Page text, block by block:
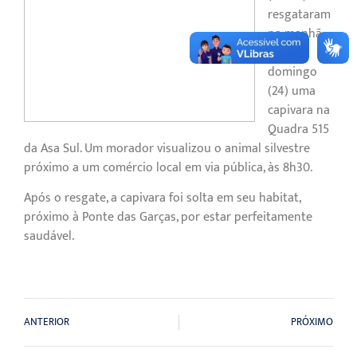
resgataram
na manhã
deste
domingo
(24) uma
capivara na
Quadra 515
da Asa Sul. Um morador visualizou o animal silvestre
próximo a um comércio local em via pública, às 8h30.
Após o resgate, a capivara foi solta em seu habitat,
próximo à Ponte das Garças, por estar perfeitamente
saudável.
ANTERIOR PRÓXIMO